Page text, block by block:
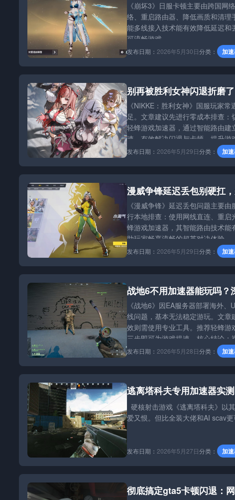
《崩坏3》日服卡顿主要由跨国
络、重启路由器、降低画质和清
能多线接入技术能有效降低延迟和
可流畅游戏。
发布日期： 2026年5月30日分类： 加
别再被胜利女神闪退折磨
《NIKKE：胜利女神》国服玩家
足。文章建议先进行零成本排查
轻蜂游戏加速器，通过智能路由
速，有效解决闪退与卡顿，提升游
发布日期： 2026年5月29日分类： 加
漫威争锋延迟丢包别硬扛
《漫威争锋》延迟丢包问题主要
行本地排查：使用网线直连、重
蜂游戏加速器，其智能路由技术
助玩家畅享流畅的超英对决体验。
发布日期： 2026年5月29日分类： 加
战地6不用加速器能玩吗
《战地6》因EA服务器部署海外
线问题，基本无法稳定游玩。文
效则需使用专业工具。推荐轻蜂游
三步即可为游戏提速。核心结论：
发布日期： 2026年5月28日分类： 加
逃离塔科夫专用加速器实
硬核射击游戏《逃离塔科夫》以
爱又恨。但比全装大佬和AI scav
发布日期： 2026年5月27日分类： 加
彻底搞定gta5卡顿闪退：